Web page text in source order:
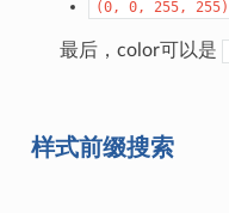
(0, 0, 255, 255)
最后，color可以是
样式前缀搜索